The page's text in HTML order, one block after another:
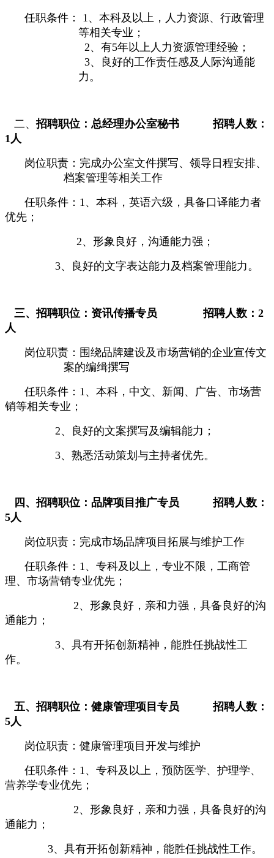
任职条件： 1 、 本科及以上， 人力资源、行政管理
等相关专业；
2、有5年以上人力资源管理经验；
3、良好的工作责任感及人际沟通能
力。
二、招聘职位：总经理办公室秘书
招聘人数：
1 人
岗位职责：完成办公室文件撰写、领导日程安排、
档案管理等相关工作
任职条件： 1 、本科， 英语六级，具备口译能力者
优先；
2、形象良好，沟通能力强；
3、良好的文字表达能力及档案管理能力。
三、招聘职位： 资讯传播专员 招聘人数： 2
人
岗位职责：围绕品牌建设及市场营销的企业宣传文
案的编缉撰写
任职条件： 1 、本科， 中文、新闻、广告、市场营
销等相关专业；
2、良好的文案撰写及编辑能力；
3、熟悉活动策划与主持者优先。
四、招聘职位：品牌项目推广专员
招聘人数：
5人
岗位职责：完成市场品牌项目拓展与维护工作
任职条件： 1 、专科及以上，专业不限，工商管
理、市场营销专业优先；
2、形象良好，亲和力强，具备良好的沟
通能力；
3、具有开拓创新精神，能胜任挑战性工
作。
五、招聘职位：健康管理项目专员
招聘人数：
5人
岗位职责：健康管理项目开发与维护
任职条件： 1 、专科及以上， 预防医学、护理学、
营养学专业优先；
2、形象良好，亲和力强，具备良好的沟
通能力；
3、具有开拓创新精神，能胜任挑战性工作。